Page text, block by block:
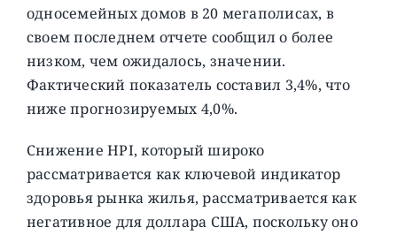
односемейных домов в 20 мегаполисах, в
своем последнем отчете сообщил о более
низком, чем ожидалось, значении.
Фактический показатель составил 3,4%, что
ниже прогнозируемых 4,0%.
Снижение HPI, который широко
рассматривается как ключевой индикатор
здоровья рынка жилья, рассматривается как
негативное для доллара США, поскольку оно